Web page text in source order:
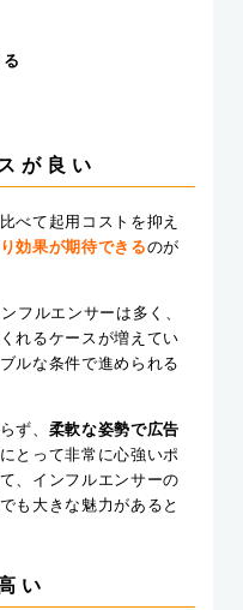
が良い
べて起用コストを抑え
効果が期待できるのが
フルエンサーは多く、
れるケースが増えてい
ルな条件で進められる
ず、 柔軟な姿勢で広告
とって非常に心強いポ
、インフルエンサーの
も大きな魅力があると
い